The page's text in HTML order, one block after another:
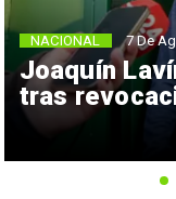
Joaquín
tras
NACIONAL 7 De